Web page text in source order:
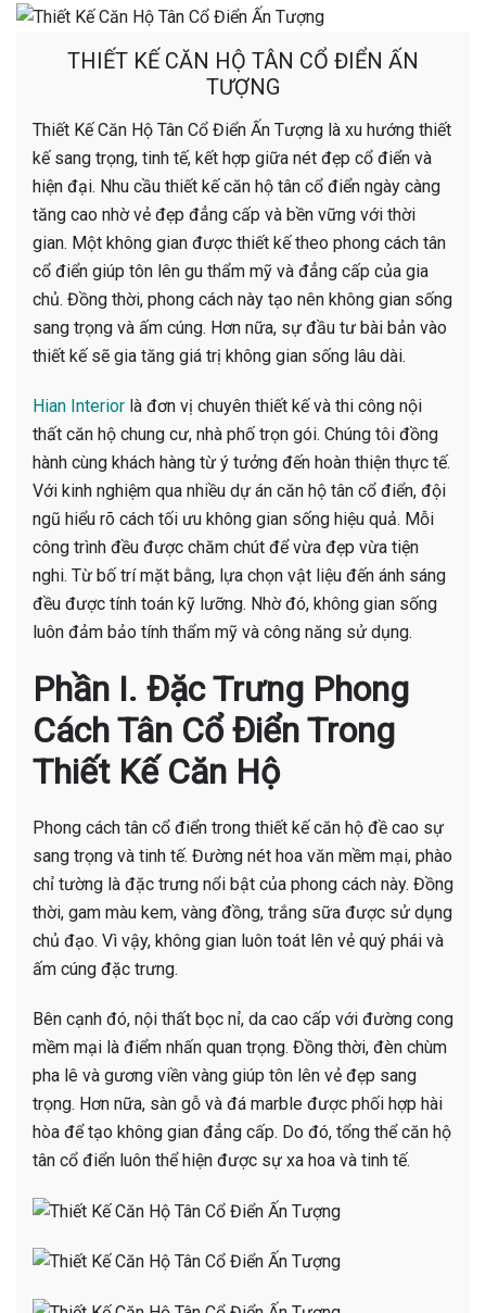
THIẾT KẾ CĂN HỘ TÂN CỔ ĐIỂN ẤN
TƯỢNG
Thiết Kế Căn Hộ Tân Cổ Điển Ấn Tượng là xu hướng thiết
kế sang trọng, tinh tế, kết hợp giữa nét đẹp cổ điển và
hiện đại. Nhu cầu thiết kế căn hộ tân cổ điển ngày càng
tăng cao nhờ vẻ đẹp đẳng cấp và bền vững với thời
gian. Một không gian được thiết kế theo phong cách tân
cổ điển giúp tôn lên gu thẩm mỹ và đẳng cấp của gia
chủ. Đồng thời, phong cách này tạo nên không gian sống
sang trọng và ấm cúng. Hơn nữa, sự đầu tư bài bản vào
thiết kế sẽ gia tăng giá trị không gian sống lâu dài.
Hian Interior là đơn vị chuyên thiết kế và thi công nội
thất căn hộ chung cư, nhà phố trọn gói. Chúng tôi đồng
hành cùng khách hàng từ ý tưởng đến hoàn thiện thực tế.
Với kinh nghiệm qua nhiều dự án căn hộ tân cổ điển, đội
ngũ hiểu rõ cách tối ưu không gian sống hiệu quả. Mỗi
công trình đều được chăm chút để vừa đẹp vừa tiện
nghi. Từ bố trí mặt bằng, lựa chọn vật liệu đến ánh sáng
đều được tính toán kỹ lưỡng. Nhờ đó, không gian sống
luôn đảm bảo tính thẩm mỹ và công năng sử dụng.
Phần I. Đặc Trưng Phong
Cách Tân Cổ Điển Trong
Thiết Kế Căn Hộ
Phong cách tân cổ điển trong thiết kế căn hộ đề cao sự
sang trọng và tinh tế. Đường nét hoa văn mềm mại, phào
chỉ tường là đặc trưng nổi bật của phong cách này. Đồng
thời, gam màu kem, vàng đồng, trắng sữa được sử dụng
chủ đạo. Vì vậy, không gian luôn toát lên vẻ quý phái và
ấm cúng đặc trưng.
Bên cạnh đó, nội thất bọc nỉ, da cao cấp với đường cong
mềm mại là điểm nhấn quan trọng. Đồng thời, đèn chùm
pha lê và gương viền vàng giúp tôn lên vẻ đẹp sang
trọng. Hơn nữa, sàn gỗ và đá marble được phối hợp hài
hòa để tạo không gian đẳng cấp. Do đó, tổng thể căn hộ
tân cổ điển luôn thể hiện được sự xa hoa và tinh tế.